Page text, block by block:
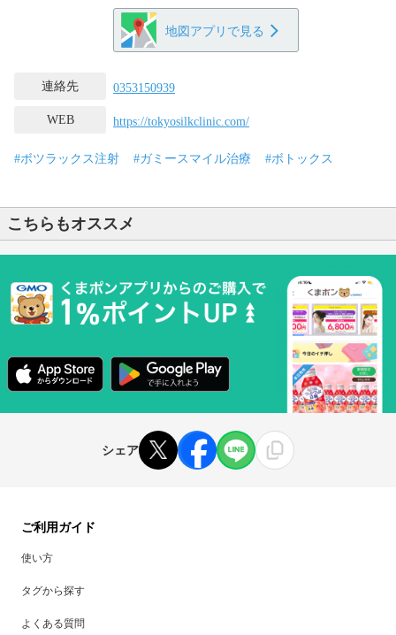
地図アプリで見る
連絡先 0353150939
WEB https://tokyosilkclinic.com/
#ボツラックス注射 #ガミースマイル治療 #ボトックス
こちらもオススメ
シェア
ご利用ガイド
使い方
タグから探す
よくある質問